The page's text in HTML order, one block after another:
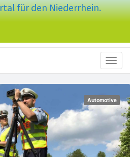
für den Niederrhein.
Automotive